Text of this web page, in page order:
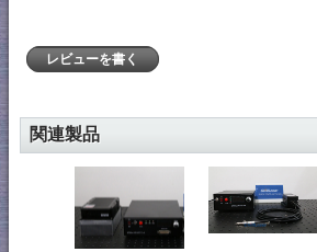
レビューを書く
関連製品